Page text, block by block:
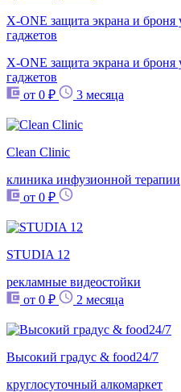
X-ONE защита экрана и
гаджетов
X-ONE защита экрана и
гаджетов
от 0 ₽
3 месяца
Clean Clinic
клиника инфузионной терапии
от 0 ₽
STUDIA 12
рекламные видеостойки
от 0 ₽
2 месяца
Высокий градус & food24/7
круглосуточный алкомаркет